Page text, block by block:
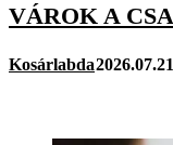
VÁROK A
Kosárlabda